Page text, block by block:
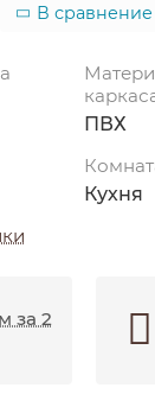
В сравнение
ПВХ
Кухня
за 2